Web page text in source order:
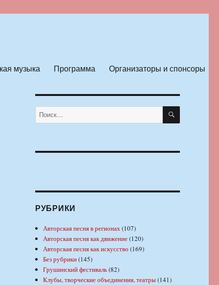
музыка Программа Организаторы и спонсоры
Искать: ПОИСК
РУБРИКИ
Авторская песня в регионах(107)
Авторская песня как движение(120)
Авторская песня как искусство (169)
Без рубрики(145)
Грушинский фестиваль(82)
Клубы, творческие объединения, театры(141)